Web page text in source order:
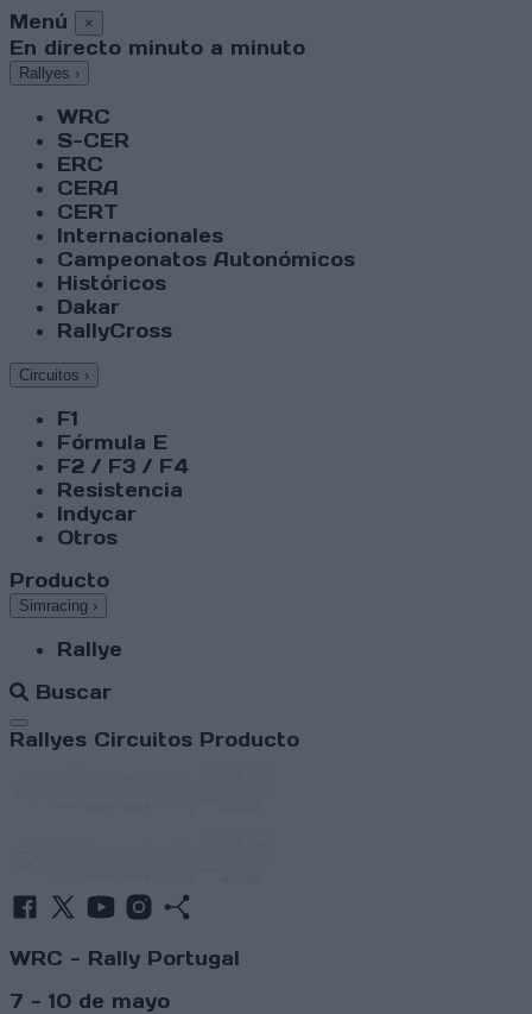
Menú ×
En directo minuto a minuto
Rallyes ›
WRC
S-CER
ERC
CERA
CERT
Internacionales
Campeonatos Autonómicos
Históricos
Dakar
RallyCross
Circuitos ›
F1
Fórmula E
F2 / F3 / F4
Resistencia
Indycar
Otros
Producto
Simracing ›
Rallye
Buscar
Abrir menú
Rallyes Circuitos Producto
WRC - Rally Portugal
7 - 10 de mayo